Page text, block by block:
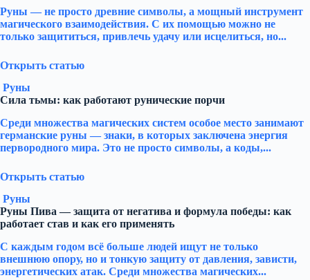
Руны — не просто древние символы, а мощный инструмент
магического взаимодействия. С их помощью можно не
только защититься, привлечь удачу или исцелиться, но...
Открыть статью
Руны
Сила тьмы: как работают рунические порчи
Среди множества магических систем особое место занимают
германские руны — знаки, в которых заключена энергия
первородного мира. Это не просто символы, а коды,...
Открыть статью
Руны
Руны Пива — защита от негатива и формула победы: как
работает став и как его применять
С каждым годом всё больше людей ищут не только
внешнюю опору, но и тонкую защиту от давления, зависти,
энергетических атак. Среди множества магических...